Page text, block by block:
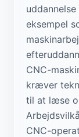
eksempel
CNC-
kræver
til at læse
CNC-